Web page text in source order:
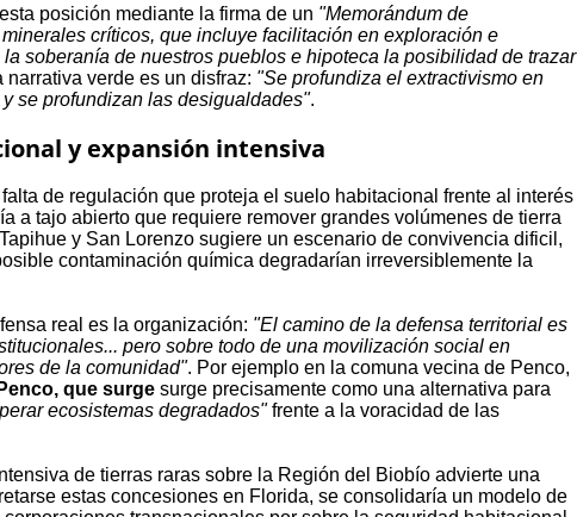
posición mediante la firma de un "Memorándum de
críticos, que incluye facilitación en exploración e
la soberanía de nuestros pueblos e hipoteca la posibilidad de trazar
narrativa verde es un disfraz: "Se profundiza el extractivismo en
se profundizan las desigualdades".
y expansión intensiva
de regulación que proteja el suelo habitacional frente al interés
a tajo abierto que requiere remover grandes volúmenes de tierra
y San Lorenzo sugiere un escenario de convivencia dificil,
contaminación química degradarían irreversiblemente la
real es la organización: "El camino de la defensa territorial es
pero sobre todo de una movilización social en
de la comunidad". Por ejemplo en la comuna vecina de Penco,
que surge surge precisamente como una alternativa para
ecosistemas degradados"frente a la voracidad de las
de tierras raras sobre la Región del Biobío advierte una
estas concesiones en Florida, se consolidaría un modelo de